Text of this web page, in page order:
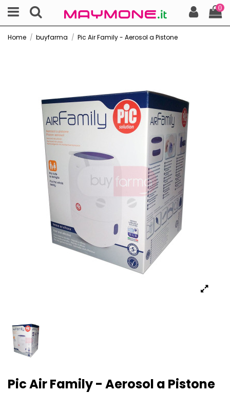
0
Home buyfarma Pic Air Family - Aerosol a Pistone
Pic Air Family - Aerosol a Pistone